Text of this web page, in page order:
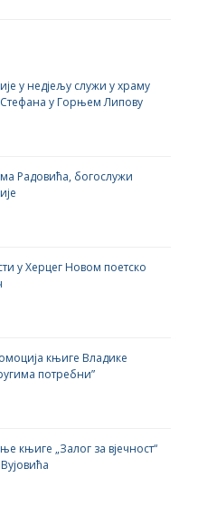
у недјељу служи у храму
у Горњем Липову
Радовића, богослужи
у Херцег Новом поетско
књиге Владике
потребни”
књиге „Залог за вјечност“